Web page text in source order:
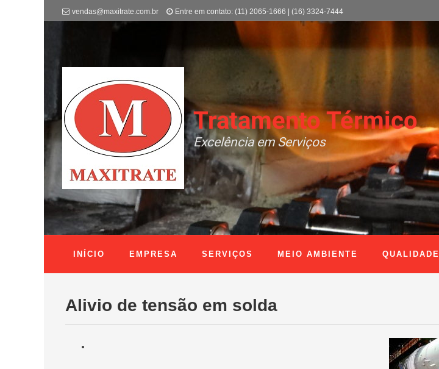
vendas@maxitrate.com.br Entre em contato: (11) 2065-1666 | (16) 3324-7444
Tratamento Térmico
Excelência em Serviços
INÍCIO EMPRESA SERVIÇOS MEIO AMBIENTE QUALIDADE
Alivio de tensão em solda